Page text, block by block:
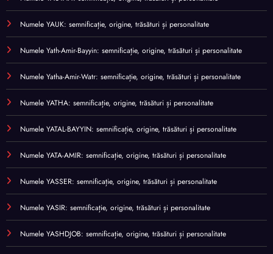
Numele YAUK: semnificație, origine, trăsături și personalitate
Numele Yath-Amir-Bayyin: semnificație, origine, trăsături și personalitate
Numele Yatha-Amir-Watr: semnificație, origine, trăsături și personalitate
Numele YATHA: semnificație, origine, trăsături și personalitate
Numele YATAL-BAYYIN: semnificație, origine, trăsături și personalitate
Numele YATA-AMIR: semnificație, origine, trăsături și personalitate
Numele YASSER: semnificație, origine, trăsături și personalitate
Numele YASIR: semnificație, origine, trăsături și personalitate
Numele YASHDJOB: semnificație, origine, trăsături și personalitate